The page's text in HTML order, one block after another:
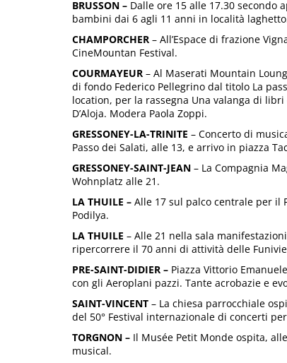
BRUSSON – Dalle ore 15 alle 17.30 secondo
bambini dai 6 agli 11 anni in località
CHAMPORCHER – All’Espace di frazione
CineMountan Festival.
COURMAYEUR – Al Maserati Mountain
di fondo Federico Pellegrino dal titolo La
location, per la rassegna Una valanga di
D’Aloja. Modera Paola Zoppi.
GRESSONEY-LA-TRINITE – Concerto di
Passo dei Salati, alle 13, e arrivo in piazza
GRESSONEY-SAINT-JEAN – La Compagnia
Wohnplatz alle 21.
LA THUILE – Alle 17 sul palco centrale per il
Podilya.
LA THUILE – Alle 21 nella sala
ripercorrere il 70 anni di attività delle
PRE-SAINT-DIDIER – Piazza Vittorio
con gli Aeroplani pazzi. Tante acrobazie e
SAINT-VINCENT – La chiesa parrocchiale
del 50° Festival internazionale di concerti
TORGNON – Il Musée Petit Monde ospita,
musical.